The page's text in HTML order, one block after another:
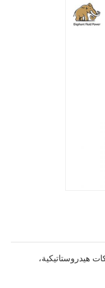
هيدروستاتيكية،